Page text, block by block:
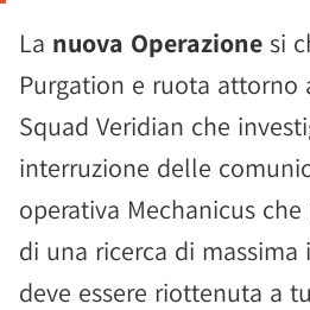
La nuova Operazione si
Purgation e ruota attorno
Squad Veridian che
interruzione delle
operativa Mechanicus
di una ricerca di massima
deve essere riottenuta a